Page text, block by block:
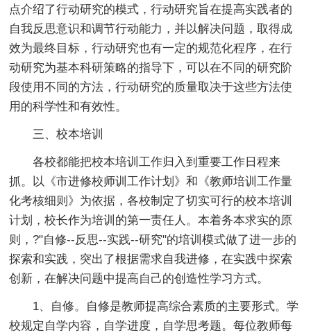
点介绍了行动研究的模式，行动研究旨在提高实践者的
自我反思意识和调节行动能力，并以解决问题，取得成
效为最终目标，行动研究也有一定的规范化程序，在行
动研究为基本科研策略的指导下，可以在不同的研究阶
段使用不同的方法，行动研究的质量取决于这些方法使
用的科学性和有效性。
三、校本培训
各校都能把校本培训工作归入到重要工作日程来
抓。以《市进修校师训工作计划》和《教师培训工作量
化考核细则》为依据，各校制定了切实可行的校本培训
计划，校长作为培训的第一责任人。本着务本求实的原
则，?"自修--反思--实践--研究"的培训模式做了进一步的
探索和实践，突出了根据需求自我进修，在实践中探索
创新，在解决问题中提高自己的创造性学习方式。
1、自修。自修是教师提高综合素质的主要形式。学
校规定自学内容，自学进度，自学思考题。每位教师每